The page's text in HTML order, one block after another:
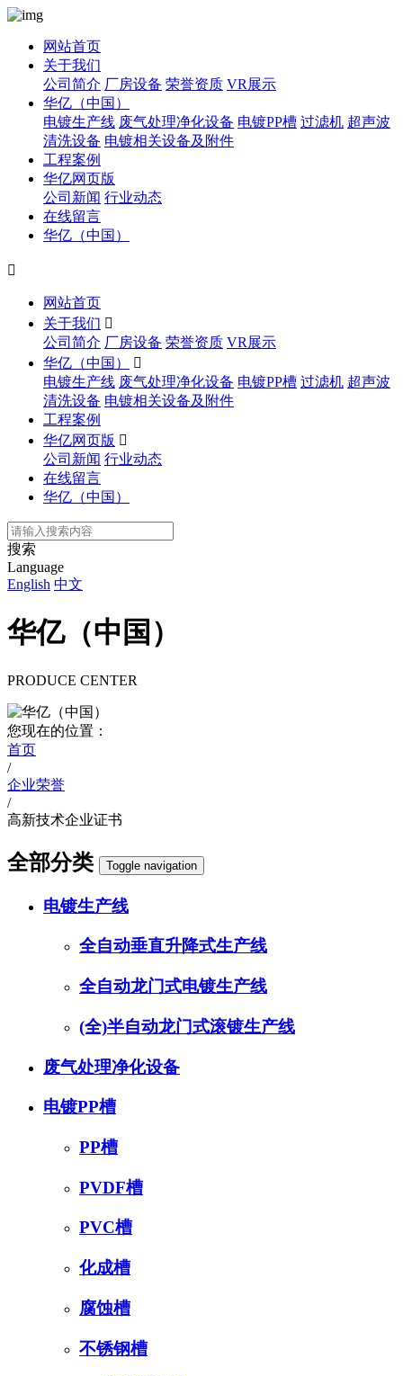
网站首页
关于我们
公司简介 厂房设备 荣誉资质 VR展示
华亿（中国）
电镀生产线 废气处理净化设备 电镀PP槽 过滤机 超声波
清洗设备 电镀相关设备及附件
工程案例
华亿网页版
公司新闻 行业动态
在线留言
华亿（中国）

网站首页
关于我们 
公司简介 厂房设备 荣誉资质 VR展示
华亿（中国）

电镀生产线 废气处理净化设备 电镀PP槽 过滤机 超声波
清洗设备 电镀相关设备及附件
工程案例
华亿网页版 
公司新闻 行业动态
在线留言
华亿（中国）
搜索
Language
English 中文
华亿（中国）
PRODUCE CENTER
您现在的位置：
首页
/
企业荣誉
/
高新技术企业证书
全部分类 Toggle navigation
电镀生产线
全自动垂直升降式生产线
全自动龙门式电镀生产线
(全)半自动龙门式滚镀生产线
废气处理净化设备
电镀PP槽
PP槽
PVDF槽
PVC槽
化成槽
腐蚀槽
不锈钢槽